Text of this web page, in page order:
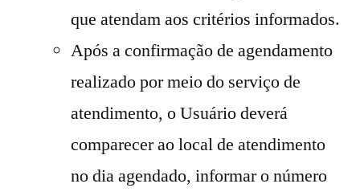
que atendam aos critérios informados.
Após a confirmação de agendamento
realizado por meio do serviço de
atendimento, o Usuário deverá
comparecer ao local de atendimento
no dia agendado, informar o número